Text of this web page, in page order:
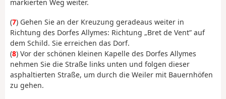
markierten Weg weiter.
(7) Gehen Sie an der Kreuzung geradeaus weiter in
Richtung des Dorfes Allymes: Richtung „Bret de Vent” auf
dem Schild. Sie erreichen das Dorf.
(8) Vor der schönen kleinen Kapelle des Dorfes Allymes
nehmen Sie die Straße links unten und folgen dieser
asphaltierten Straße, um durch die Weiler mit Bauernhöfen
zu gehen.